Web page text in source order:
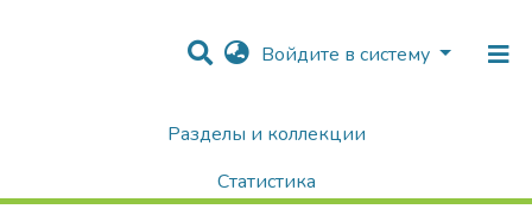
Войдите в систему
Разделы и коллекции
Статистика
Авторы Университета